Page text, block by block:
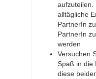
aufzuteilen.
alltägliche
PartnerIn
PartnerIn
werden
Versuchen
Spaß in die
diese